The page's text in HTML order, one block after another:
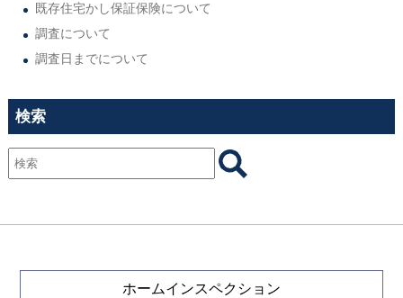
既存住宅かし保証保険について
調査について
調査日までについて
検索
ホームインスペクション